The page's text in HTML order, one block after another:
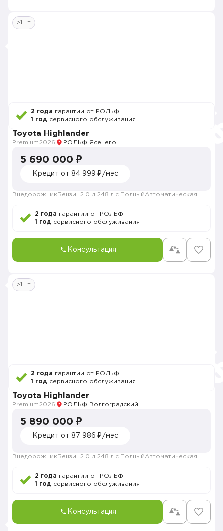
>1шт
2 года гарантии от РОЛЬФ
1 год сервисного обслуживания
Toyota Highlander
Premium2026 РОЛЬФ Ясенево
5 690 000 ₽
Кредит от 84 999 ₽/мес
Внедорожник Бензин2.0 л. 248 л.с. ПолныйАвтоматическая
2 года гарантии от РОЛЬФ
1 год сервисного обслуживания
Консультация
>1шт
2 года гарантии от РОЛЬФ
1 год сервисного обслуживания
Toyota Highlander
Premium2026 РОЛЬФ Волгоградский
5 890 000 ₽
Кредит от 87 986 ₽/мес
Внедорожник Бензин2.0 л. 248 л.с. ПолныйАвтоматическая
2 года гарантии от РОЛЬФ
1 год сервисного обслуживания
Консультация